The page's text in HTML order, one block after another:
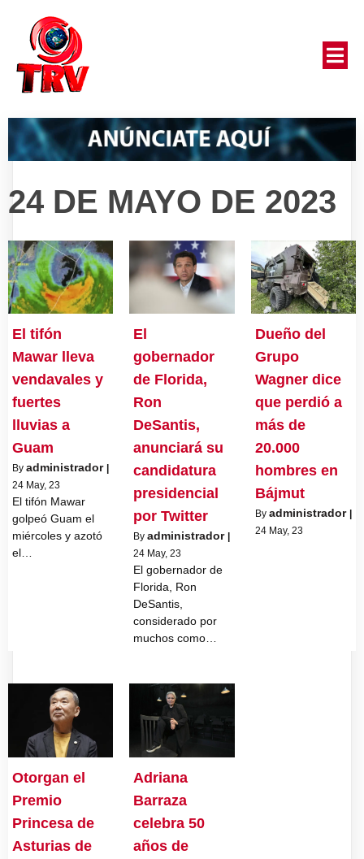
24 DE MAYO DE 2023
El tifón
Mawar lleva
vendavales y
fuertes
lluvias a
Guam
By administrador
24 May, 23
El tifón Mawar
golpeó Guam el
miércoles y azotó
el…
El
gobernador
de Florida,
Ron
DeSantis,
anunciará su
candidatura
presidencial
por Twitter
Byadministrador
24 May, 23
El gobernador de
Florida, Ron
DeSantis,
considerado por
muchos como…
Dueño del
Grupo
Wagner dice
que perdió a
más de
20.000
hombres en
Bájmut
By administrador
24 May, 23
Otorgan el
Premio
Princesa de
Asturias de
Adriana
Barraza
celebra 50
años de